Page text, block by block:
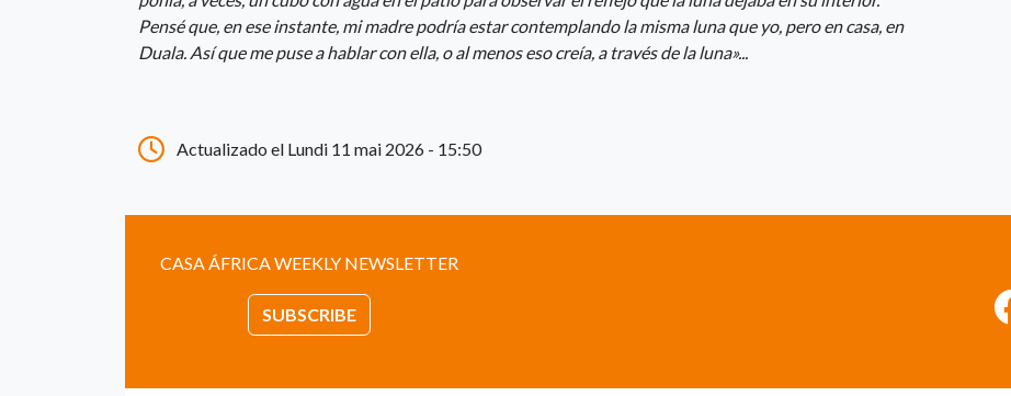
Pensé que, en ese instante, mi madre podría estar contemplando la misma luna que yo, pero en casa, en
Duala. Así que me puse a hablar con ella, o al menos eso creía, a través de la luna»...
Actualizado el Lundi 11 mai 2026 - 15:50
CASA ÁFRICA WEEKLY NEWSLETTER
SUBSCRIBE